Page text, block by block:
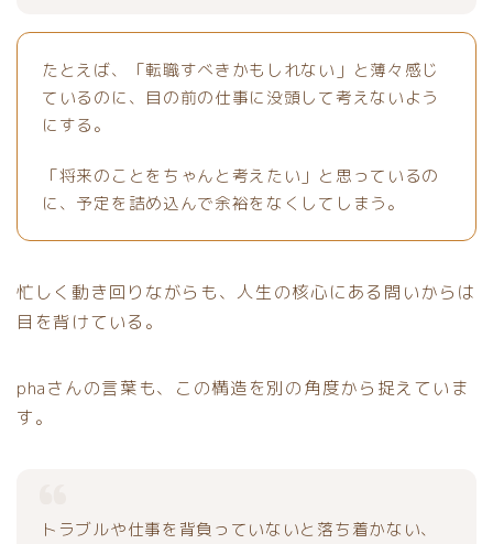
たとえば、「転職すべきかもしれない」と薄々感じ
ているのに、目の前の仕事に没頭して考えないよう
にする。
「将来のことをちゃんと考えたい」と思っているの
に、予定を詰め込んで余裕をなくしてしまう。
忙しく動き回りながらも、人生の核心にある問いからは
目を背けている。
phaさんの言葉も、この構造を別の角度から捉えていま
す。
トラブルや仕事を背負っていないと落ち着かない、